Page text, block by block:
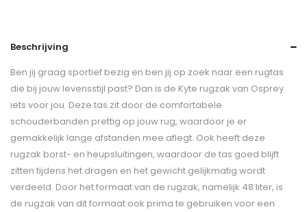
Beschrijving
Ben jij graag sportief bezig en ben jij op zoek naar een rugtas
die bij jouw levensstijl past? Dan is de Kyte rugzak van Osprey
iets voor jou. Deze tas zit door de comfortabele
schouderbanden prettig op jouw rug, waardoor je er
gemakkelijk lange afstanden mee aflegt. Ook heeft deze
rugzak borst- en heupsluitingen, waardoor de tas goed blijft
zitten tijdens het dragen en het gewicht gelijkmatig wordt
verdeeld. Door het formaat van de rugzak, namelijk 48 liter, is
de rugzak van dit formaat ook prima te gebruiken voor een